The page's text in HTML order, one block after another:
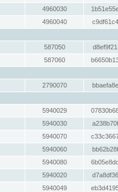
4960030
4960040
587050
587060
2790070
5940029
5940030
5940070
5940060
5940080
5940020
5940049